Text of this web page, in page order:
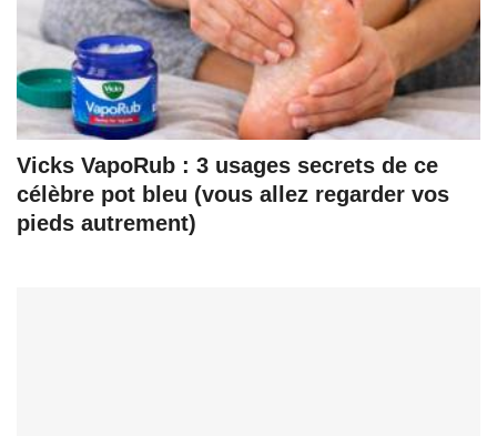
Vicks VapoRub : 3 usages secrets de ce
célèbre pot bleu (vous allez regarder vos
pieds autrement)